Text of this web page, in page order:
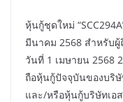
หุ้นกู้ชุดใหม่
มีนาคม 2568 สำหรับผู้
วันที่ 1 เมษายน 2568
ถือหุ้นกู้ปัจจุบันของบริ
และ/หรือหุ้นกู้บริษัทเอ